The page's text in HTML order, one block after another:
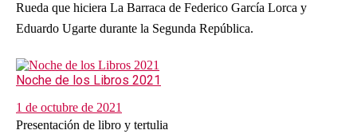
Rueda que hiciera La Barraca de Federico García Lorca y
Eduardo Ugarte durante la Segunda República.
Noche de los Libros 2021
1 de octubre de 2021
Presentación de libro y tertulia